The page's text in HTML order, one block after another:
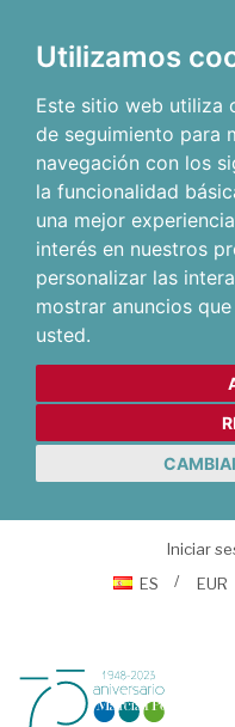
Utilizamos
Este sitio web utiliza
de seguimiento para
navegación con los
la funcionalidad
una mejor
interés en nuestros
personalizar las
mostrar anuncios
usted.
Iniciar
ES
EUR